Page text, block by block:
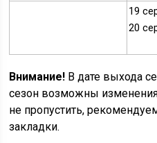
19
20
Внимание! В дате выхода
сезон возможны
не пропустить,
закладки.